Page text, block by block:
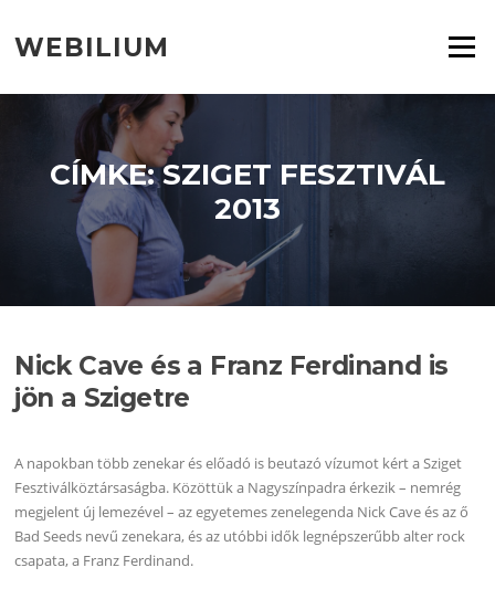
tartalomra
WEBILIUM Menü
CÍMKE:SZIGET FESZTIVÁL
2013
Nick Cave és a Franz Ferdinand is
jön a Szigetre
A napokban több zenekar és előadó is beutazó vízumot kért a Sziget
Fesztiválköztársaságba. Közöttük a Nagyszínpadra érkezik – nemrég
megjelent új lemezével – az egyetemes zenelegenda Nick Cave és az ő
Bad Seeds nevű zenekara, és az utóbbi idők legnépszerűbb alter rock
csapata, a Franz Ferdinand.